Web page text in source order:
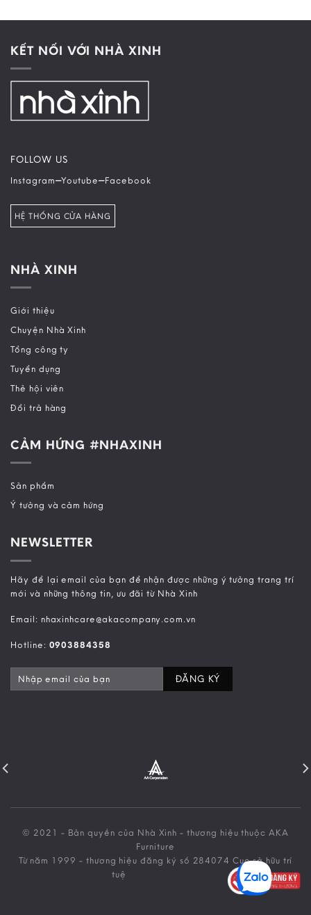
KẾT NỐI VỚI NHÀ XINH
FOLLOW US
Instagram–Youtube–Facebook
HỆ THỐNG CỬA HÀNG
NHÀ XINH
Giới thiệu
Chuyện Nhà Xinh
Tổng công ty
Tuyển dụng
Thẻ hội viên
Đổi trả hàng
CẢM HỨNG #NHAXINH
Sản phẩm
Ý tưởng và cảm hứng
NEWSLETTER
Hãy để lại email của bạn để nhận được những ý tưởng trang trí
mới và những thông tin, ưu đãi từ Nhà Xinh
Email: nhaxinhcare@akacompany.com.vn
Hotline: 0903884358
© 2021 - Bản quyền của Nhà Xinh - thương hiệu thuộc AKA
Furniture
Từ năm 1999 - thương hiệu đăng ký số 284074 Cục sở hữu trí
tuệ